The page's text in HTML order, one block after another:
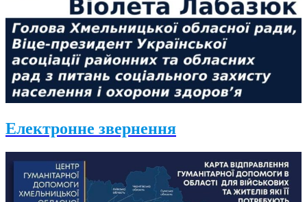
Електронне звернення